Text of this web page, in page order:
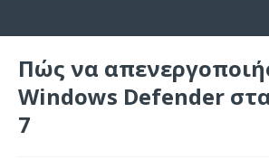
Πώς να
Windows Defender
7